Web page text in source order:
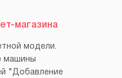
магазина
модели.
машины
"Добавление